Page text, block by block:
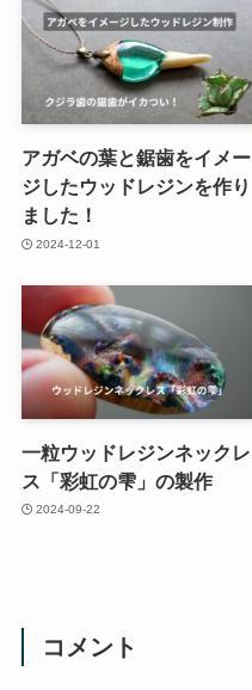
アガベの葉と鋸歯をイメー
ジしたウッドレジンを作り
ました！
2024-12-01
一粒ウッドレジンネックレ
ス「彩虹の雫」の製作
2024-09-22
コメント